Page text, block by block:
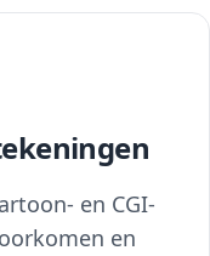
en CGI-
en